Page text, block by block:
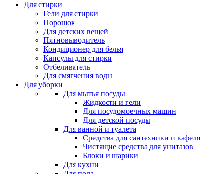
Для стирки
Гели для стирки
Порошок
Для детских вещей
Пятновыводитель
Кондиционер для белья
Капсулы для стирки
Отбеливатель
Для смягчения воды
Для уборки
Для мытья посуды
Жидкости и гели
Для посудомоечных машин
Для детской посуды
Для ванной и туалета
Средства для сантехники и кафеля
Чистящие средства для унитазов
Блоки и шарики
Для кухни